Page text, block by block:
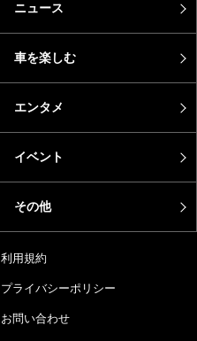
ニュース
車を楽しむ
エンタメ
イベント
その他
利用規約
プライバシーポリシー
お問い合わせ